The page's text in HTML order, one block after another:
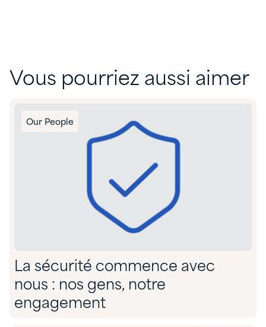
Vous pourriez aussi aimer
Our People
La sécurité commence avec
nous : nos gens, notre
engagement